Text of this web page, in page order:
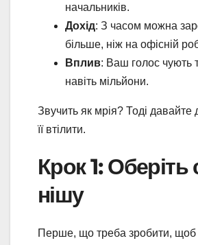
начальників.
Дохід: З часом можна
більше, ніж на офісній
Вплив: Ваш голос чують
навіть мільйони.
Звучить як мрія? Тоді давайте
її втілити.
Крок 1:
нішу
Перше, що треба зробити, щоб